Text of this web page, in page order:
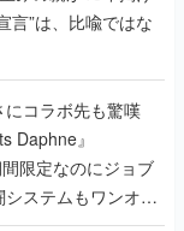
言”は、比喩ではな
コラボ先も驚嘆
Daphne』
限定なのにジョブ
ステムもワンオフ
ディレクターに聞